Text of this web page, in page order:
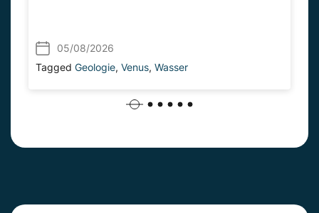
05/08/2026
Tagged Geologie, Venus, Wasser